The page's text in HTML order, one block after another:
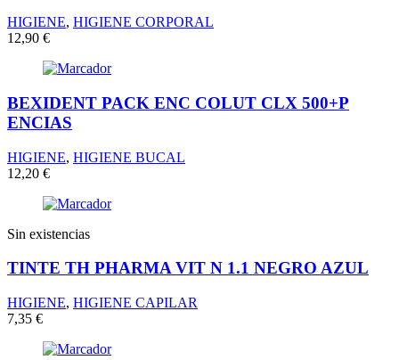
HIGIENE, HIGIENE CORPORAL
12,90 €
BEXIDENT PACK ENC COLUT CLX 500+P
ENCIAS
HIGIENE, HIGIENE BUCAL
12,20 €
Sin existencias
TINTE TH PHARMA VIT N 1.1 NEGRO AZUL
HIGIENE, HIGIENE CAPILAR
7,35 €